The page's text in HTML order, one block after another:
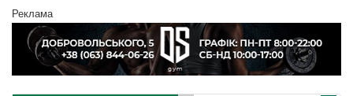
Реклама